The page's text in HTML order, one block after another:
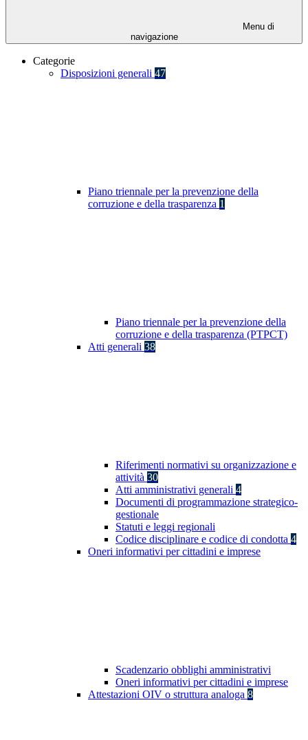
Menu di
navigazione
Categorie
Disposizioni generali 47
Piano triennale per la prevenzione della
corruzione e della trasparenza 1
Piano triennale per la prevenzione della
corruzione e della trasparenza (PTPCT)
Atti generali 38
Riferimenti normativi su organizzazione e
attività 30
Atti amministrativi generali 4
Documenti di programmazione strategico-
gestionale
Statuti e leggi regionali
Codice disciplinare e codice di condotta 4
Oneri informativi per cittadini e imprese
Scadenzario obblighi amministrativi
Oneri informativi per cittadini e imprese
Attestazioni OIV o struttura analoga 8